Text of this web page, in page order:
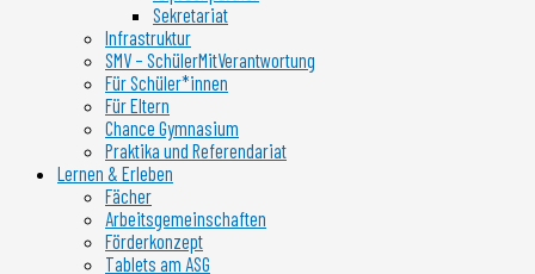
Sekretariat
Infrastruktur
SMV – SchülerMitVerantwortung
Für Schüler*innen
Für Eltern
Chance Gymnasium
Praktika und Referendariat
Lernen & Erleben
Fächer
Arbeitsgemeinschaften
Förderkonzept
Tablets am ASG